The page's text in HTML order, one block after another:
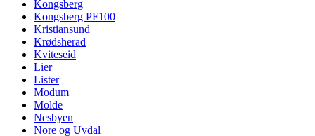
Kongsberg
Kongsberg PF100
Kristiansund
Krødsherad
Kviteseid
Lier
Lister
Modum
Molde
Nesbyen
Nore og Uvdal